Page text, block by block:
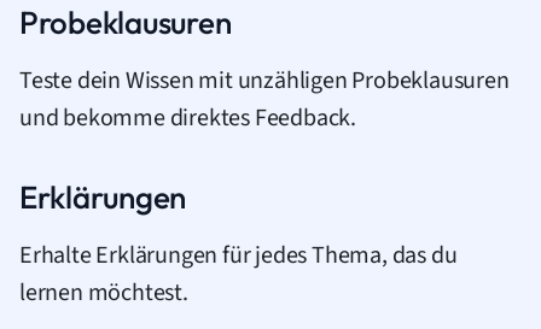
Probeklausuren
Teste dein Wissen mit unzähligen Probeklausuren
und bekomme direktes Feedback.
Erklärungen
Erhalte Erklärungen für jedes Thema, das du
lernen möchtest.